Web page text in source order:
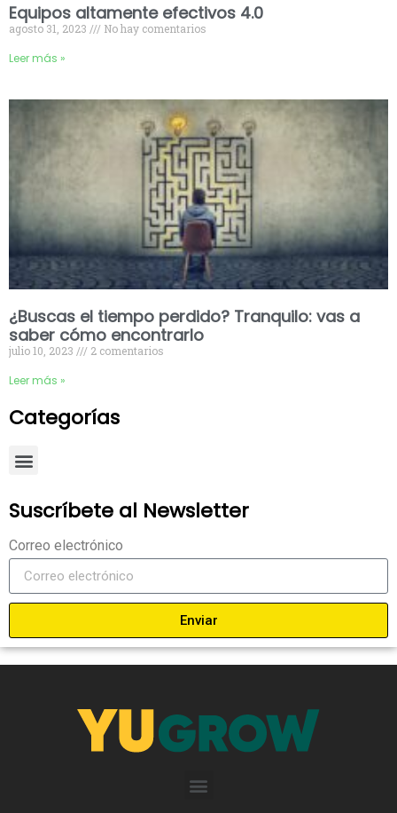
Equipos altamente efectivos 4.0
agosto 31, 2023 No hay comentarios
Leer más »
¿Buscas el tiempo perdido? Tranquilo: vas a
saber cómo encontrarlo
julio 10, 2023 2 comentarios
Leer más »
Categorías
Suscríbete al Newsletter
Correo electrónico
Enviar